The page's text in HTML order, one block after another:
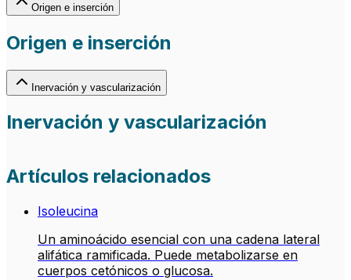
Origen e inserción
Origen e inserción
Inervación y vascularización
Inervación y vascularización
Artículos relacionados
Isoleucina
Un aminoácido esencial con una cadena lateral
alifática ramificada. Puede metabolizarse en
cuerpos cetónicos o glucosa.